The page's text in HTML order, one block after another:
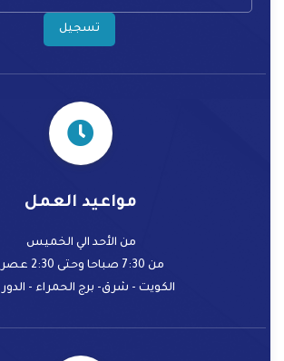
تسجيل
مواعيد العمل
من الأحد الي الخميس
من 7:30 صباحا وحتى 2:30 عصرا
الكويت - شرق- برج الحمراء - الدور 14